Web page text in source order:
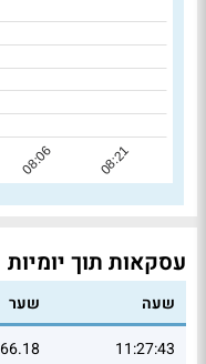
עסקאות תוך יומיות
שעה שער
11:27:43
66.18